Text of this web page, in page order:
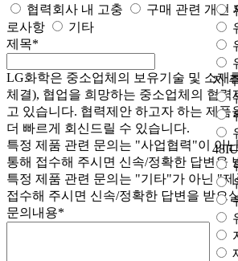
협력회사 내 고충
구매 관련 개선
로사항
기타
제목*
LG화학은 중소업체의 보유기술 및 소재
체결), 협업을 희망하는 중소업체의 협력
고 있습니다. 협력제안 하고자 하는 제품
더 빠르게 회신드릴 수 있습니다.
특정 제품 관련 문의는 "사업협력"이 아
통해 접수해 주시면 신속/정확한 답변을
특정 제품 관련 문의는 "기타"가 아닌 "제
접수해 주시면 신속/정확한 답변을 받으
문의내용*
지
48IU